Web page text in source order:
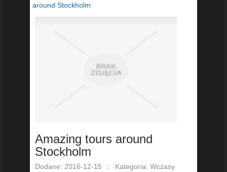
around Stockholm
Amazing tours around
Stockholm
Dodane: 2016-12-15 ::
Kategoria: Wczasy